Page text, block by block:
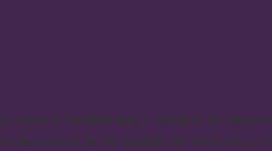
muda à medida que o cérebro se
tendem a ter um padrão de sono mais